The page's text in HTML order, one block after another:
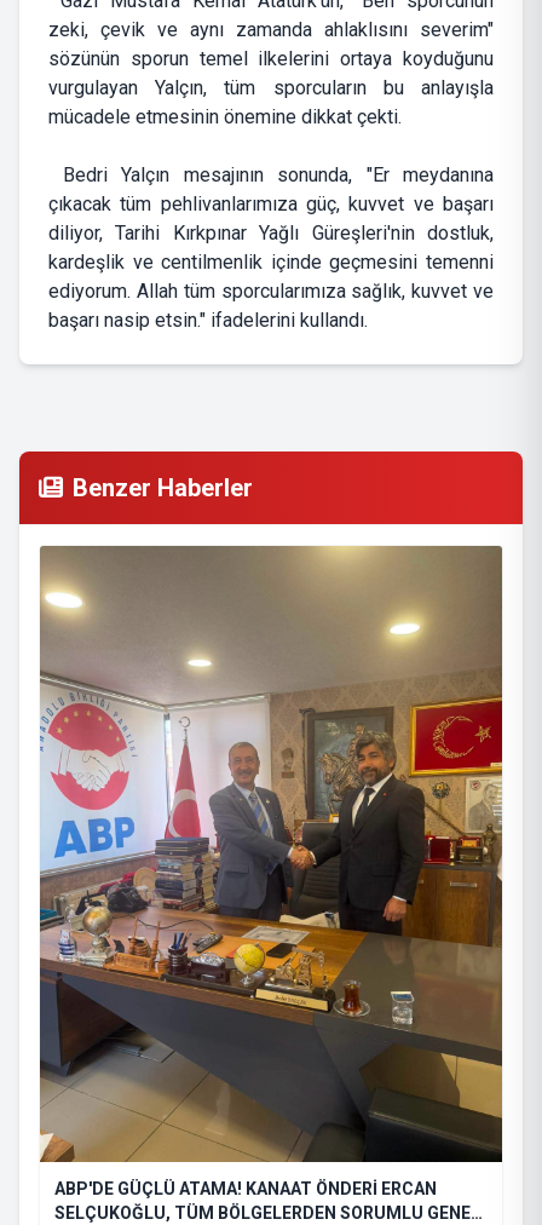
zeki, çevik ve aynı zamanda ahlaklısını severim"
sözünün sporun temel ilkelerini ortaya koyduğunu
vurgulayan Yalçın, tüm sporcuların bu anlayışla
mücadele etmesinin önemine dikkat çekti.
Bedri Yalçın mesajının sonunda, "Er meydanına
çıkacak tüm pehlivanlarımıza güç, kuvvet ve başarı
diliyor, Tarihi Kırkpınar Yağlı Güreşleri'nin dostluk,
kardeşlik ve centilmenlik içinde geçmesini temenni
ediyorum. Allah tüm sporcularımıza sağlık, kuvvet ve
başarı nasip etsin." ifadelerini kullandı.
Benzer Haberler
ABP'DE GÜÇLÜ ATAMA! KANAAT ÖNDERİ ERCAN
SELÇUKOĞLU, TÜM BÖLGELERDEN SORUMLU GENEL